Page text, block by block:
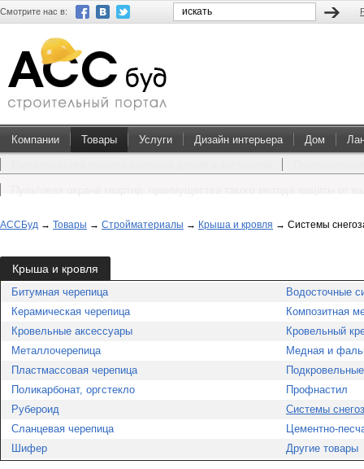
Смотрите нас в:
Компании Товары Услуги Дизайн интерьера Дом
АССБуд → Товары → Стройматериалы → Крыша и кровля → Системы
Крыша и кровля
Битумная черепица
Водосточные
Керамическая черепица
Композитная
Кровельные аксессуары
Кровельный
Металлочерепица
Медная и
Пластмассовая черепица
Поликарбонат, оргстекло
Профнастил
Рубероид
Системы
Сланцевая черепица
Цементно-
Шифер
Другие товары